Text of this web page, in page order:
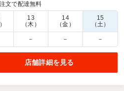
価格帯：
てもおいしかったです
いたしました。
文で配達無料
13
（木）
14
（金）
15
（土）
－ － －
店舗詳細を見る